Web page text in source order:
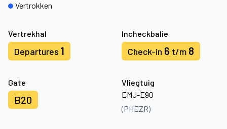
Vertrekhal
Departures 1
Incheckbalie
Check-in 6 t/m 8
Gate
B20
Vliegtuig
EMJ-E90
(PHEZR)
Vertrokken